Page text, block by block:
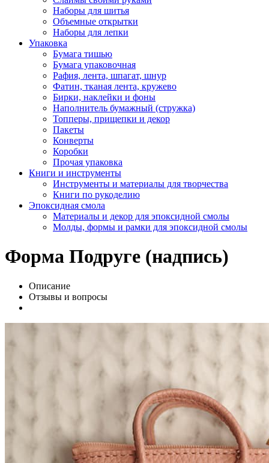
Наборы для шитья
Объемные открытки
Наборы для лепки
Упаковка
Бумага тишью
Бумага упаковочная
Рафия, лента, шпагат, шнур
Фатин, тканая лента, кружево
Бирки, наклейки и фоны
Наполнитель бумажный (стружка)
Топперы, прищепки и декор
Пакеты
Конверты
Коробки
Прочая упаковка
Книги и инструменты
Инструменты и материалы для творчества
Книги по рукоделию
Эпоксидная смола
Материалы и декор для эпоксидной смолы
Молды, формы и рамки для эпоксидной смолы
Форма Подруге (надпись)
Описание
Отзывы и вопросы